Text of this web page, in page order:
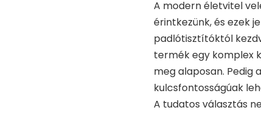
A modern életvitel
érintkezünk, és ezek
padlótisztítóktól
termék egy komplex
meg alaposan. Pedig
kulcsfontosságúak
A tudatos választás